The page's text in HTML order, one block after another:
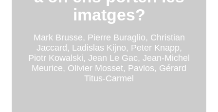
imatges?
Mark Brusse, Pierre Buraglio, Christian
Jaccard, Ladislas Kijno, Peter Knapp,
Piotr Kowalski, Jean Le Gac, Jean-Michel
Meurice, Olivier Mosset, Pavlos, Gérard
Titus-Carmel
Impressió sobre
vinil
Peter Stämpfli
Pierrette Bloch, Mark Brusse, Pol Bury,
Combas, Gérard Deschamps, Richard Di
Rosa, Jacques Dûfrene, Erró, Christian
Jaccard, Peter Knapp, Bernard Moninot,
Jacques Monory, Peter Stämpfli, Takis,
Pierre Tilman, Jacques Villeglé